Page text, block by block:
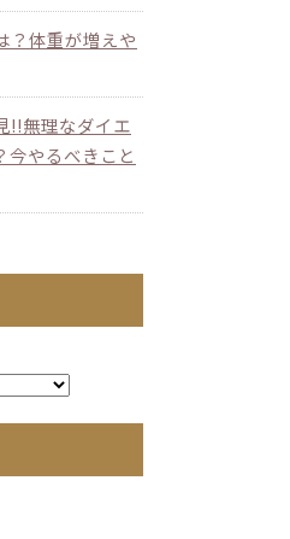
？体重が増えや
!!無理なダイエ
今やるべきこと